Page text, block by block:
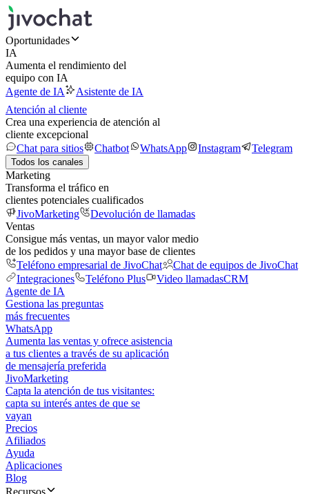
Oportunidades
IA
Aumenta el rendimiento del
equipo con IA
Agente de IA
Asistente de IA
Atención al cliente
Crea una experiencia de atención al
cliente excepcional
Chat para sitios
Chatbot WhatsApp Instagram Telegram
Todos los canales
Marketing
Transforma el tráfico en
clientes potenciales cualificados
JivoMarketing
Devolución de llamadas
Ventas
Consigue más ventas, un mayor valor medio
de los pedidos y una mayor base de clientes
Teléfono empresarial de JivoChat
Chat de equipos de JivoChat
Integraciones
Teléfono Plus Video llamadasCRM
Agente de IA
Gestiona las preguntas
más frecuentes
WhatsApp
Aumenta las ventas y ofrece asistencia
a tus clientes a través de su aplicación
de mensajería preferida
JivoMarketing
Capta la atención de tus visitantes:
capta su interés antes de que se
vayan
Precios
Afiliados
Ayuda
Aplicaciones
Blog
Recursos